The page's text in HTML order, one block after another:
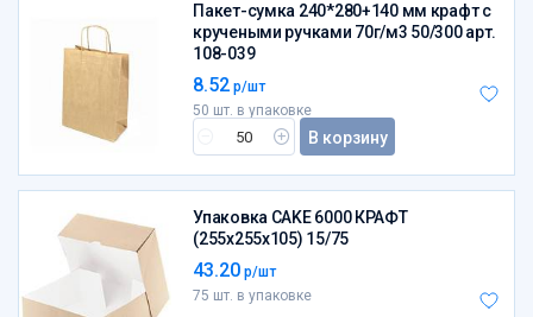
Пакет-сумка 240*280+140 мм крафт с
кручеными ручками 70г/м3 50/300 арт.
108-039
8.52 р/шт
50 шт. в упаковке
В корзину
Упаковка CAKE 6000 КРАФТ
(255х255х105) 15/75
43.20 р/шт
75 шт. в упаковке